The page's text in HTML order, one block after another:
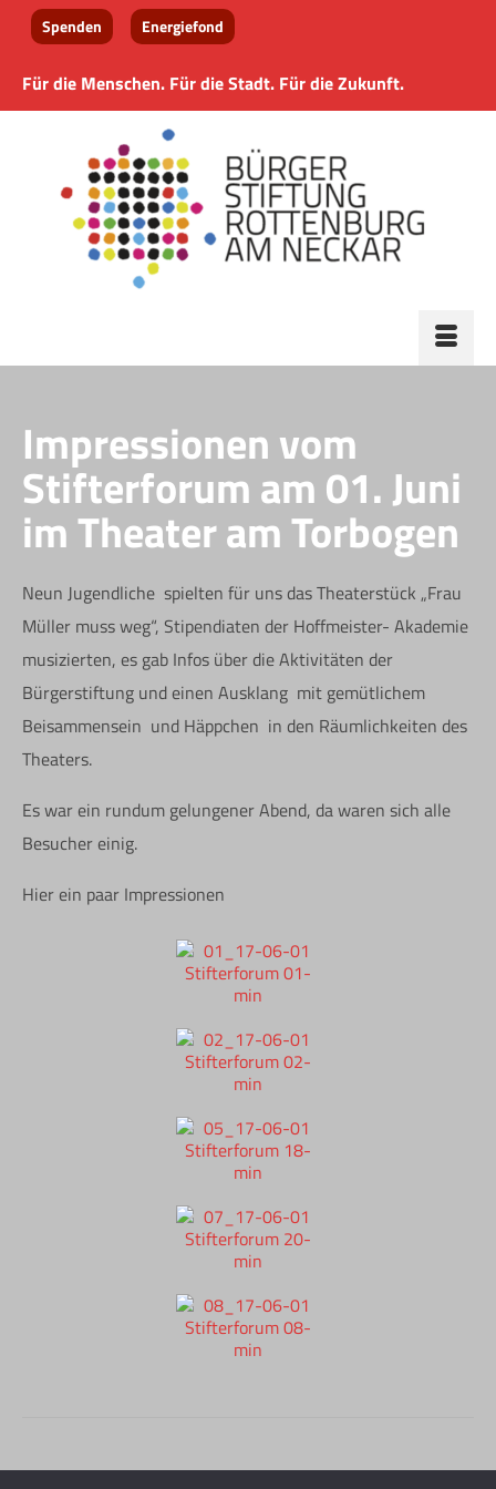
Spenden Energiefond
Für die Menschen. Für die Stadt. Für die Zukunft.
Impressionen vom
Stifterforum am 01. Juni
im Theater am Torbogen
Neun Jugendliche spielten für uns das Theaterstück „Frau
Müller muss weg“, Stipendiaten der Hoffmeister- Akademie
musizierten, es gab Infos über die Aktivitäten der
Bürgerstiftung und einen Ausklang mit gemütlichem
Beisammensein und Häppchen in den Räumlichkeiten des
Theaters.
Es war ein rundum gelungener Abend, da waren sich alle
Besucher einig.
Hier ein paar Impressionen